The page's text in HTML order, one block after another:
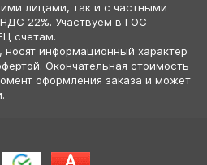
лицами, так и с частными
22%. Участвуем в ГОС
счетам.
информационный характер
Окончательная стоимость
оформления заказа и может